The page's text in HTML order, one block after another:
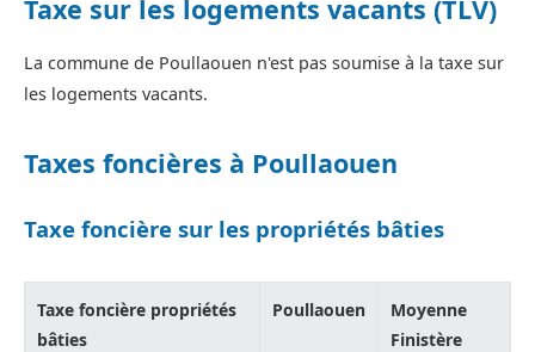
Taxe sur les logements vacants (TLV)
La commune de Poullaouen n'est pas soumise à la taxe sur
les logements vacants.
Taxes foncières à Poullaouen
Taxe foncière sur les propriétés bâties
Taxe foncière propriétés
bâties
Poullaouen
Moyenne
Finistère